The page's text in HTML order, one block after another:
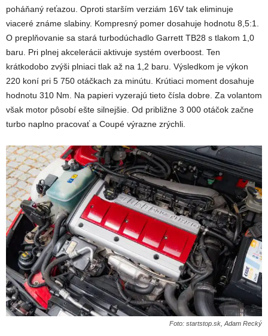
poháňaný reťazou. Oproti starším verziám 16V tak eliminuje
viaceré známe slabiny. Kompresný pomer dosahuje hodnotu 8,5:1.
O preplňovanie sa stará turbodúchadlo Garrett TB28 s tlakom 1,0
baru. Pri plnej akcelerácii aktivuje systém overboost. Ten
krátkodobo zvýši plniaci tlak až na 1,2 baru. Výsledkom je výkon
220 koní pri 5 750 otáčkach za minútu. Krútiaci moment dosahuje
hodnotu 310 Nm. Na papieri vyzerajú tieto čísla dobre. Za volantom
však motor pôsobí ešte silnejšie. Od približne 3 000 otáčok začne
turbo naplno pracovať a Coupé výrazne zrýchli.
Foto: startstop.sk, Adam Recký